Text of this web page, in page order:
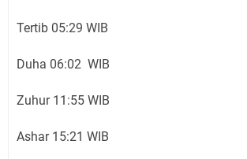
Tertib 05:29 WIB
Duha 06:02 WIB
Zuhur 11:55 WIB
Ashar 15:21 WIB